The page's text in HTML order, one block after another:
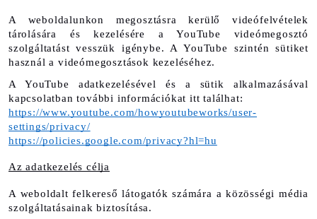
A weboldalunkon megosztásra kerülő videófelvételek
tárolására és kezelésére a YouTube videómegosztó
szolgáltatást vesszük igénybe. A YouTube szintén sütiket
használ a videómegosztások kezeléséhez.
A YouTube adatkezelésével és a sütik alkalmazásával
kapcsolatban további információkat itt találhat:
https://www.youtube.com/howyoutubeworks/user-
settings/privacy/
https://policies.google.com/privacy?hl=hu
Az adatkezelés célja
A weboldalt felkereső látogatók számára a közösségi média
szolgáltatásainak biztosítása.